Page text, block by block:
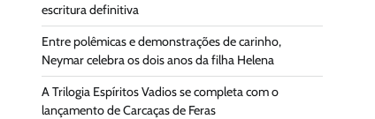
escritura definitiva
Entre polêmicas e demonstrações de carinho,
Neymar celebra os dois anos da filha Helena
A Trilogia Espíritos Vadios se completa com o
lançamento de Carcaças de Feras